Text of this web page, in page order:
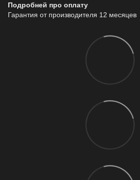
Подробней про оплату
Гарантия от производителя 12 месяцев